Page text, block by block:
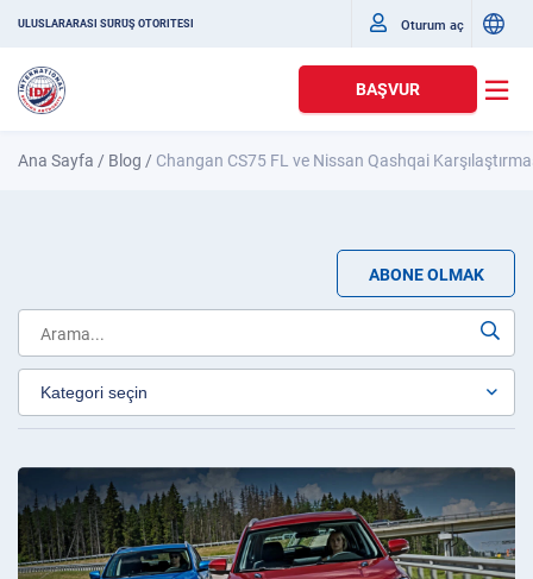
ULUSLARARASI SÜRÜŞ OTORITESI Oturum aç
BAŞVUR
Ana Sayfa / Blog / Changan CS75 FL ve Nissan Qashqai
ABONE OLMAK